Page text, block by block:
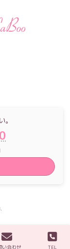
い合わせ TEL